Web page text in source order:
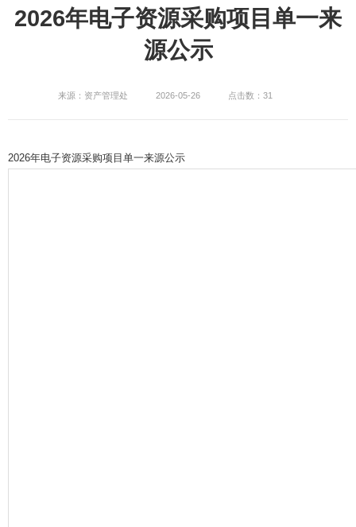
2026年电子资源采购项目单一来
源公示
来源：资产管理处 2026-05-26 点击数：31
2026年电子资源采购项目单一来源公示